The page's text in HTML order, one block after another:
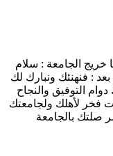
خريج الجامعة : سلام
بعد : فنهنئك ونبارك لك
التوفيق والنجاح
فخر لأهلك ولجامعتك
صلتك بالجامعة